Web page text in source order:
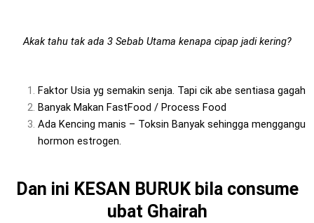
Akak tahu tak ada 3 Sebab Utama kenapa cipap jadi kering?
Faktor Usia yg semakin senja. Tapi cik abe sentiasa gagah
Banyak Makan FastFood / Process Food
Ada Kencing manis – Toksin Banyak sehingga menggangu
hormon estrogen.
Dan ini KESAN BURUK bila consume
ubat Ghairah